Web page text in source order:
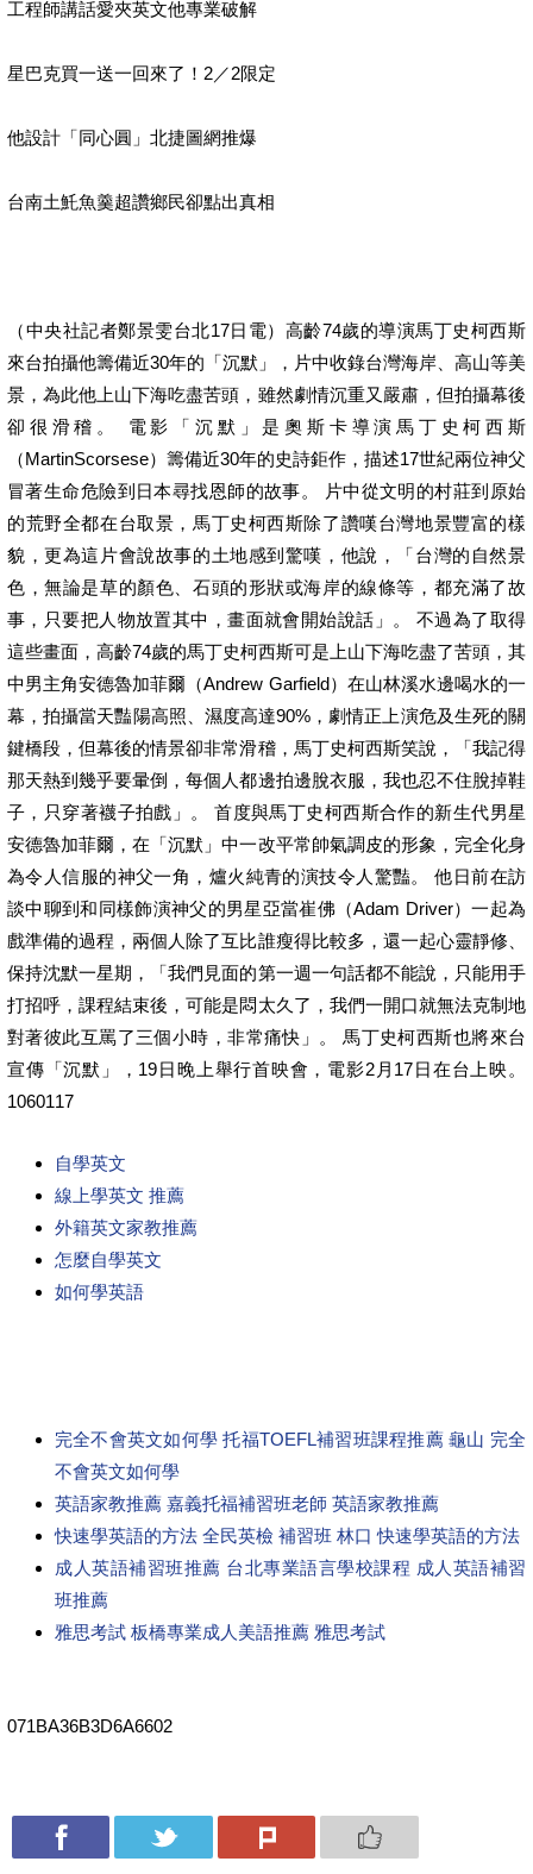
工程師講話愛夾英文他專業破解
星巴克買一送一回來了！2／2限定
他設計「同心圓」北捷圖網推爆
台南土魠魚羹超讚鄉民卻點出真相
（中央社記者鄭景雯台北17日電）高齡74歲的導演馬丁史柯西斯
來台拍攝他籌備近30年的「沉默」，片中收錄台灣海岸、高山等美
景，為此他上山下海吃盡苦頭，雖然劇情沉重又嚴肅，但拍攝幕後
卻很滑稽。 電影「沉默」是奧斯卡導演馬丁史柯西斯
（MartinScorsese）籌備近30年的史詩鉅作，描述17世紀兩位神父
冒著生命危險到日本尋找恩師的故事。 片中從文明的村莊到原始
的荒野全都在台取景，馬丁史柯西斯除了讚嘆台灣地景豐富的樣
貌，更為這片會說故事的土地感到驚嘆，他說，「台灣的自然景
色，無論是草的顏色、石頭的形狀或海岸的線條等，都充滿了故
事，只要把人物放置其中，畫面就會開始說話」。 不過為了取得
這些畫面，高齡74歲的馬丁史柯西斯可是上山下海吃盡了苦頭，其
中男主角安德魯加菲爾（Andrew Garfield）在山林溪水邊喝水的一
幕，拍攝當天豔陽高照、濕度高達90%，劇情正上演危及生死的關
鍵橋段，但幕後的情景卻非常滑稽，馬丁史柯西斯笑說，「我記得
那天熱到幾乎要暈倒，每個人都邊拍邊脫衣服，我也忍不住脫掉鞋
子，只穿著襪子拍戲」。 首度與馬丁史柯西斯合作的新生代男星
安德魯加菲爾，在「沉默」中一改平常帥氣調皮的形象，完全化身
為令人信服的神父一角，爐火純青的演技令人驚豔。 他日前在訪
談中聊到和同樣飾演神父的男星亞當崔佛（Adam Driver）一起為
戲準備的過程，兩個人除了互比誰瘦得比較多，還一起心靈靜修、
保持沈默一星期，「我們見面的第一週一句話都不能說，只能用手
打招呼，課程結束後，可能是悶太久了，我們一開口就無法克制地
對著彼此互罵了三個小時，非常痛快」。 馬丁史柯西斯也將來台
宣傳「沉默」，19日晚上舉行首映會，電影2月17日在台上映。
1060117
自學英文
線上學英文 推薦
外籍英文家教推薦
怎麼自學英文
如何學英語
完全不會英文如何學 托福TOEFL補習班課程推薦 龜山 完全
不會英文如何學
英語家教推薦 嘉義托福補習班老師 英語家教推薦
快速學英語的方法 全民英檢 補習班 林口 快速學英語的方法
成人英語補習班推薦 台北專業語言學校課程 成人英語補習
班推薦
雅思考試 板橋專業成人美語推薦 雅思考試
071BA36B3D6A6602